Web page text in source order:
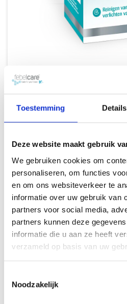
Toestemming Details
Deze website maakt gebruik
We gebruiken cookies om
personaliseren, om functies
en om ons websiteverkeer te
informatie over uw gebruik van
partners voor social media,
partners kunnen deze
informatie die u aan ze heeft
verzameld op basis van uw
Noodzakelijk
Andere
Larmisoft Geïrriteerde
Larmisoft is een gamma
gaat om 2 soorten: